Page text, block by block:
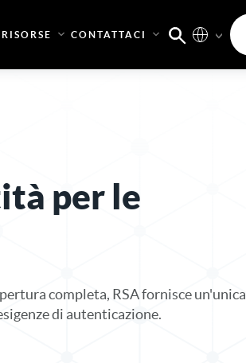
RISORSE CONTATTACI
per le
completa, RSA fornisce un'unica
di autenticazione.